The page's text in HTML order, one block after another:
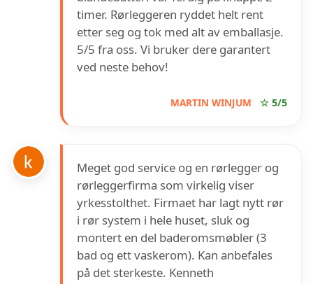
timer. Rørleggeren ryddet helt rent
etter seg og tok med alt av emballasje.
5/5 fra oss. Vi bruker dere garantert
ved neste behov!
MARTIN WINJUM ☆ 5/5
Meget god service og en rørlegger og
rørleggerfirma som virkelig viser
yrkesstolthet. Firmaet har lagt nytt rør
i rør system i hele huset, sluk og
montert en del baderomsmøbler (3
bad og ett vaskerom). Kan anbefales
på det sterkeste. Kenneth